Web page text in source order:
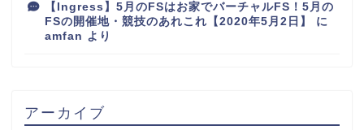
【Ingress】5月のFSはお家でバーチャルFS！5月の
FSの開催地・競技のあれこれ【2020年5月2日】
に
amfan より
アーカイブ